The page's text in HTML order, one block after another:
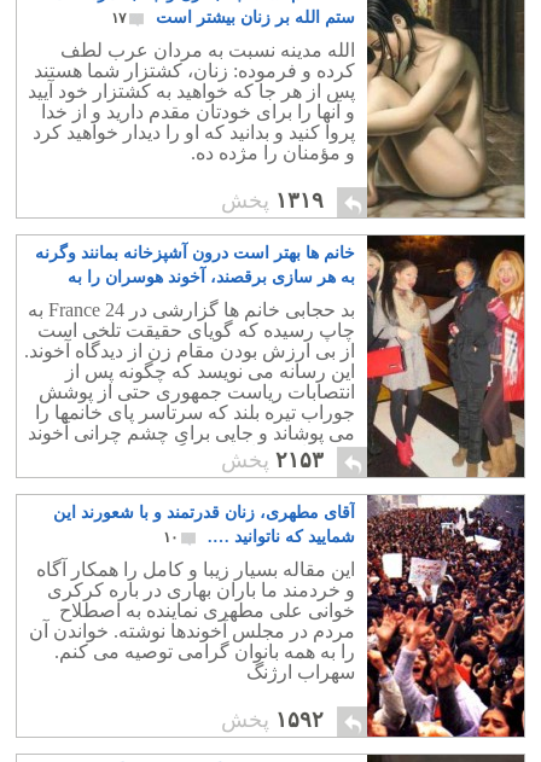
ستم الله بر زنان بیشتر است
۱۷
الله مدینه نسبت به مردان عرب لطف
کرده و فرموده: زنان، كشتزار شما هستند
پس از هر جا كه خواهيد به كشتزار خود آييد
و آنها را براى خودتان مقدم داريد و از خدا
پروا كنيد و بدانيد كه او را ديدار خواهيد كرد
و مؤمنان را مژده ده.
۱۳۱۹ پخش
خانم ها بهتر است درون آشپزخانه بمانند وگرنه
به هر سازی برقصند، آخوند هوسران را به
تحریک وا میدارند
بد حجابی خانم ها گزارشی در France 24 به
چاپ رسیده که گویای حقیقت تلخی است
از بی ارزش بودن مقام زن از دیدگاه آخوند.
این رسانه می نویسد که چگونه پس از
انتصابات ریاست جمهوری حتی از پوشش
جوراب تیره بلند که سرتاسر پای خانمها را
می پوشاند و جایی برای چشم چرانی آخوند
نمی ماند نیز ایراد می گیرند.
۲۱۵۳ پخش
آقای مطهری، زنان قدرتمند و با شعورند این
شمایید که ناتوانید ….
۱۰
این مقاله بسیار زیبا و کامل را همکار آگاه
و خردمند ما باران بهاری در باره کرکری
خوانی علی مطهری نماینده به اصطلاح
مردم در مجلس آخوندها نوشته. خواندن آن
را به همه بانوان گرامی توصیه می کنم.
سهراب ارژنگ
۱۵۹۲ پخش